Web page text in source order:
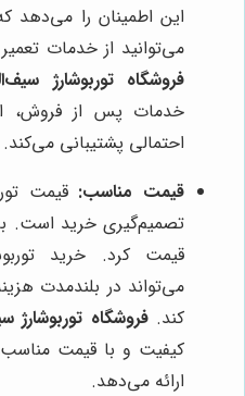
این اطمینان را می‌دهد
می‌توانید از خدمات
فروشگاه توربوشارژ
خدمات پس از فروش،
احتمالی پشتیبانی می‌کند.
قیمت مناسب: قیمت
تصمیم‌گیری خرید است.
قیمت کرد. خرید
می‌تواند در بلندمدت
کند.فروشگاه توربوشارژ
کیفیت و با قیمت
ارائه می‌دهد.